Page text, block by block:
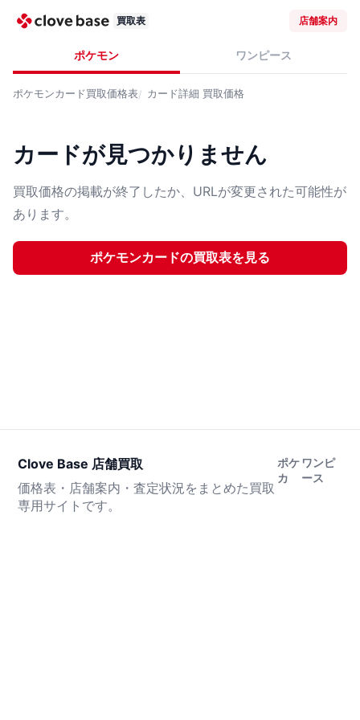
買取表 店舗案内
ポケモン ワンピース
ポケモンカード買取価格表 カード詳細 買取価格
カードが見つかりません
買取価格の掲載が終了したか、URLが変更された可能性が
あります。
ポケモンカードの買取表を見る
Clove Base 店舗買取
価格表・店舗案内・査定状況をまとめた買取
専用サイトです。
ポケ
カ
ワンピ
ース